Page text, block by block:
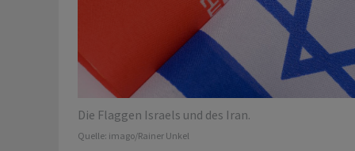
Die Flaggen Israels und des Iran.
Quelle: imago/Rainer Unkel